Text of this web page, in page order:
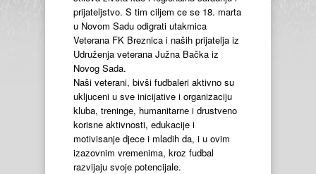
prijateljstvo. S tim ciljem ce se 18. marta
u Novom Sadu odigrati utakmica
Veterana FK Breznica i naših prijatelja iz
Udruženja veterana Južna Bačka iz
Novog Sada.
Naši veterani, bivši fudbaleri aktivno su
ukljuceni u sve inicijative i organizaciju
kluba, treninge, humanitarne i drustveno
korisne aktivnosti, edukacije i
motivisanje djece i mladih da, i u ovim
izazovnim vremenima, kroz fudbal
razvijaju svoje potencijale.